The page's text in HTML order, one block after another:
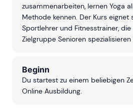
zusammenarbeiten, lernen Yoga
Methode kennen. Der Kurs eignet
Sportlehrer und Fitnesstrainer,
Zielgruppe Senioren spezialisieren
Beginn
Du startest zu einem beliebigen
Online Ausbildung.